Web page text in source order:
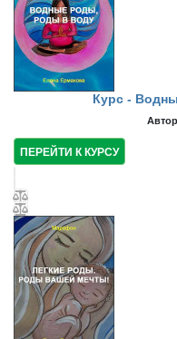
Курс -
ПЕРЕЙТИ К КУРСУ